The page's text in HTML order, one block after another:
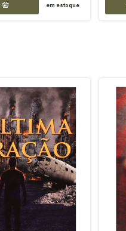
em estoque